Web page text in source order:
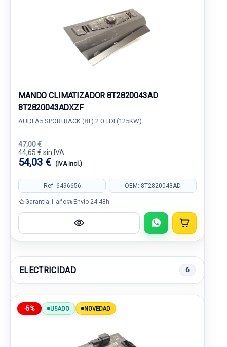
MANDO CLIMATIZADOR 8T2820043AD
8T2820043ADXZF
AUDI A5 SPORTBACK (8T) 2.0 TDI (125KW)
47,00 €
44,65 € sin IVA.
54,03 € (IVA incl.)
Ref: 6496656 OEM: 8T2820043AD
Garantía 1 año Envío 24-48h
ELECTRICIDAD 6
-5% USADO NOVEDAD